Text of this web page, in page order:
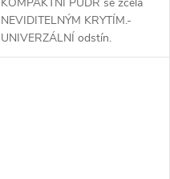
NEVIDITELNÝM KRYTÍM.-
UNIVERZÁLNÍ odstín.